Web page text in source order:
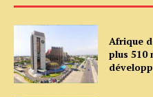
Afrique
plus 510